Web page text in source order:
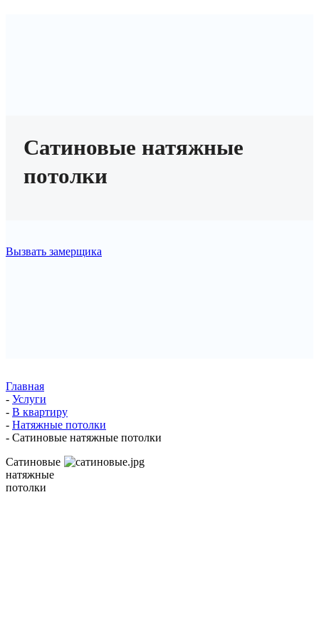
Сатиновые натяжные
потолки
Вызвать замерщика
Главная
- Услуги
- В квартиру
- Натяжные потолки
- Сатиновые натяжные потолки
Сатиновые
натяжные
потолки